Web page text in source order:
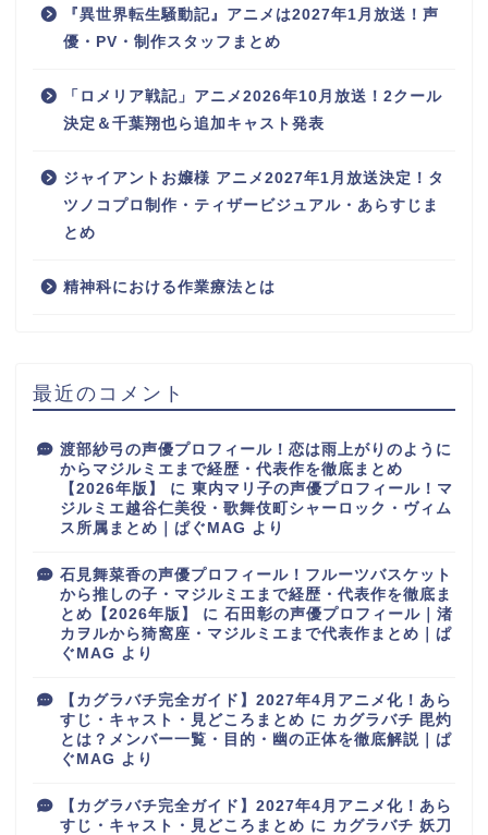
『異世界転生騒動記』アニメは2027年1月放送！声
優・PV・制作スタッフまとめ
「ロメリア戦記」アニメ2026年10月放送！2クール
決定＆千葉翔也ら追加キャスト発表
ジャイアントお嬢様 アニメ2027年1月放送決定！タ
ツノコプロ制作・ティザービジュアル・あらすじま
とめ
精神科における作業療法とは
最近のコメント
渡部紗弓の声優プロフィール！恋は雨上がりのように
からマジルミエまで経歴・代表作を徹底まとめ
【2026年版】
に 東内マリ子の声優プロフィール！マ
ジルミエ越谷仁美役・歌舞伎町シャーロック・ヴィム
ス所属まとめ｜ぱぐMAG より
石見舞菜香の声優プロフィール！フルーツバスケット
から推しの子・マジルミエまで経歴・代表作を徹底ま
とめ【2026年版】
に 石田彰の声優プロフィール｜渚
カヲルから猗窩座・マジルミエまで代表作まとめ｜ぱ
ぐMAG より
【カグラバチ完全ガイド】2027年4月アニメ化！あら
すじ・キャスト・見どころまとめ に カグラバチ 毘灼
とは？メンバー一覧・目的・幽の正体を徹底解説｜ぱ
ぐMAG より
【カグラバチ完全ガイド】2027年4月アニメ化！あら
すじ・キャスト・見どころまとめ に カグラバチ 妖刀